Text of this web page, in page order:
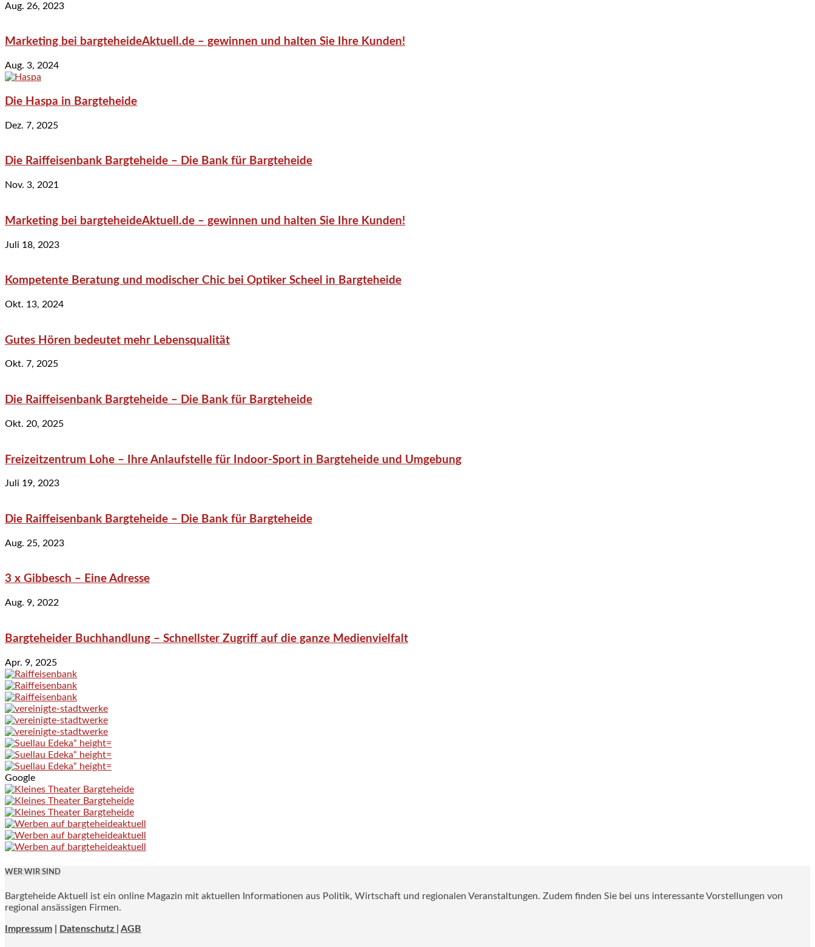
Aug. 26, 2023
Marketing bei bargteheideAktuell.de – gewinnen und halten Sie Ihre Kunden!
Aug. 3, 2024
Die Haspa in Bargteheide
Dez. 7, 2025
Die Raiffeisenbank Bargteheide – Die Bank für Bargteheide
Nov. 3, 2021
Marketing bei bargteheideAktuell.de – gewinnen und halten Sie Ihre Kunden!
Juli 18, 2023
Kompetente Beratung und modischer Chic bei Optiker Scheel in Bargteheide
Okt. 13, 2024
Gutes Hören bedeutet mehr Lebensqualität
Okt. 7, 2025
Die Raiffeisenbank Bargteheide – Die Bank für Bargteheide
Okt. 20, 2025
Freizeitzentrum Lohe – Ihre Anlaufstelle für Indoor-Sport in Bargteheide und Umgebung
Juli 19, 2023
Die Raiffeisenbank Bargteheide – Die Bank für Bargteheide
Aug. 25, 2023
3 x Gibbesch – Eine Adresse
Aug. 9, 2022
Bargteheider Buchhandlung – Schnellster Zugriff auf die ganze Medienvielfalt
Apr. 9, 2025
Google
WER WIR SIND
Bargteheide Aktuell ist ein online Magazin mit aktuellen Informationen aus Politik, Wirtschaft und regionalen Veranstaltungen. Zudem finden Sie bei uns interessante Vorstellungen von
regional ansässigen Firmen.
Impressum Datenschutz | AGB